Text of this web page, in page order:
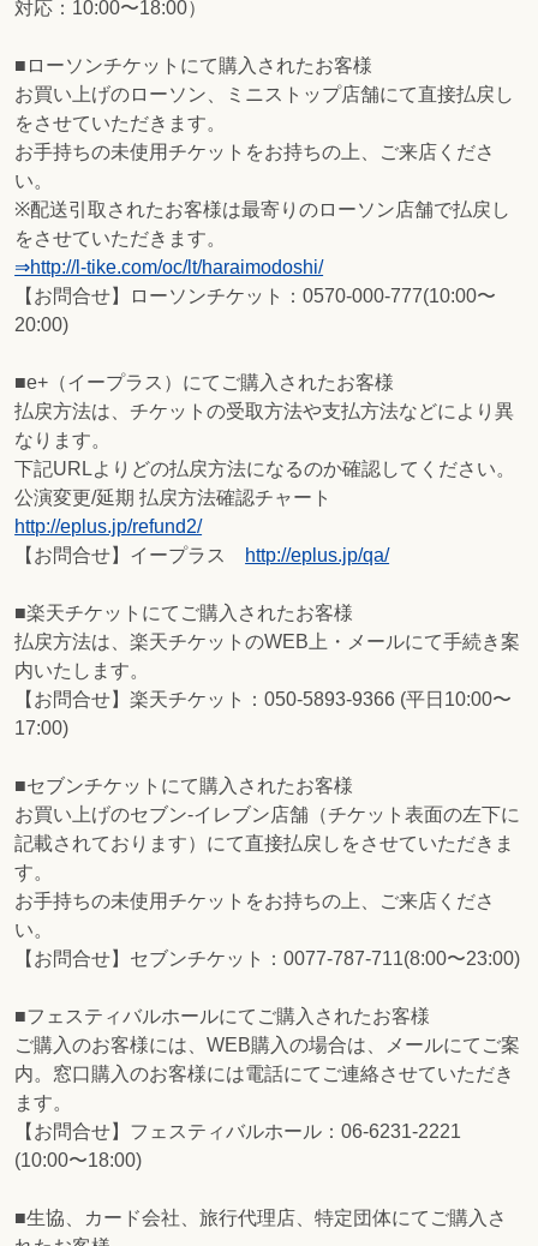
対応：10:00〜18:00）
■ローソンチケットにて購入されたお客様
お買い上げのローソン、ミニストップ店舗にて直接払戻し
をさせていただきます。
お手持ちの未使用チケットをお持ちの上、ご来店くださ
い。
※配送引取されたお客様は最寄りのローソン店舗で払戻し
をさせていただきます。
⇒http://l-tike.com/oc/lt/haraimodoshi/
【お問合せ】ローソンチケット：0570-000-777(10:00〜
20:00)
■e+（イープラス）にてご購入されたお客様
払戻方法は、チケットの受取方法や支払方法などにより異
なります。
下記URLよりどの払戻方法になるのか確認してください。
公演変更/延期 払戻方法確認チャート
http://eplus.jp/refund2/
【お問合せ】イープラス
http://eplus.jp/qa/
■楽天チケットにてご購入されたお客様
払戻方法は、楽天チケットのWEB上・メールにて手続き案
内いたします。
【お問合せ】楽天チケット：050-5893-9366 (平日10:00〜
17:00)
■セブンチケットにて購入されたお客様
お買い上げのセブン-イレブン店舗（チケット表面の左下に
記載されております）にて直接払戻しをさせていただきま
す。
お手持ちの未使用チケットをお持ちの上、ご来店くださ
い。
【お問合せ】セブンチケット：0077-787-711(8:00〜23:00)
■フェスティバルホールにてご購入されたお客様
ご購入のお客様には、WEB購入の場合は、メールにてご案
内。窓口購入のお客様には電話にてご連絡させていただき
ます。
【お問合せ】フェスティバルホール：06-6231-2221
(10:00〜18:00)
■生協、カード会社、旅行代理店、特定団体にてご購入さ